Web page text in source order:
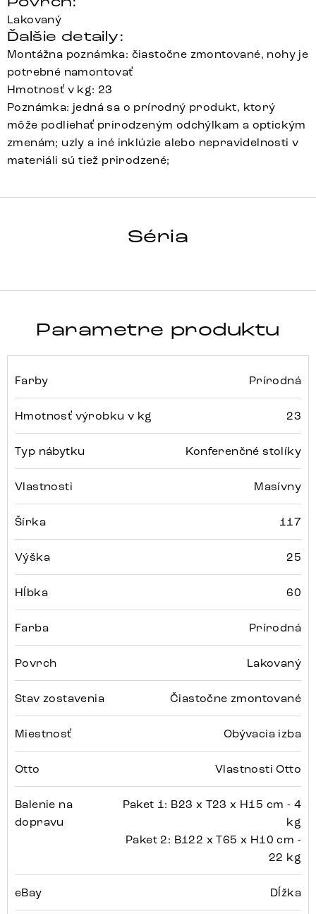
Lakovaný
Ďalšie detaily:
Montážna poznámka: čiastočne zmontované, nohy je
potrebné namontovať
Hmotnosť v kg: 23
Poznámka: jedná sa o prírodný produkt, ktorý
môže podliehať prirodzeným odchýlkam a optickým
zmenám; uzly a iné inklúzie alebo nepravidelnosti v
materiáli sú tiež prirodzené;
Séria
STONEGRACE
Parametre produktu
Farby Prírodná
Hmotnosť výrobku v kg 23
Typ nábytku Konferenčné stolíky
Vlastnosti Masívny
Šírka 117
Výška 25
Hĺbka 60
Farba Prírodná
Povrch Lakovaný
Stav zostavenia Čiastočne zmontované
Miestnosť Obývacia izba
Otto Vlastnosti Otto
Balenie na
dopravu
Paket 1: B23 x T23 x H15 cm - 4
kg
Paket 2: B122 x T65 x H10 cm -
22 kg
eBay Dĺžka